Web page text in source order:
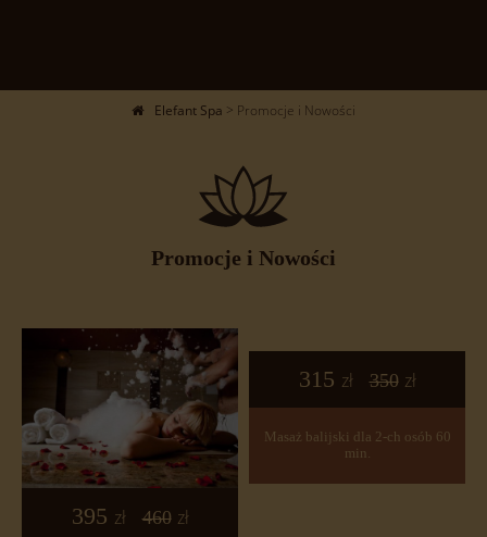
Elefant Spa > Promocje i Nowości
Promocje i Nowości
395 zł 460 zł
315 zł 350 zł
Masaż balijski dla 2-ch osób 60
min.